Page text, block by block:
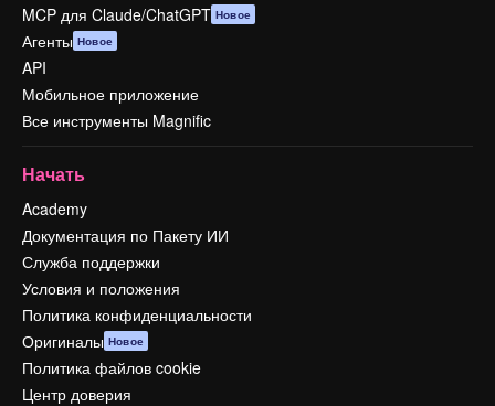
MCP для Claude/ChatGPT Новое
Агенты Новое
API
Мобильное приложение
Все инструменты Magnific
Начать
Academy
Документация по Пакету ИИ
Служба поддержки
Условия и положения
Политика конфиденциальности
Оригиналы Новое
Политика файлов cookie
Центр доверия